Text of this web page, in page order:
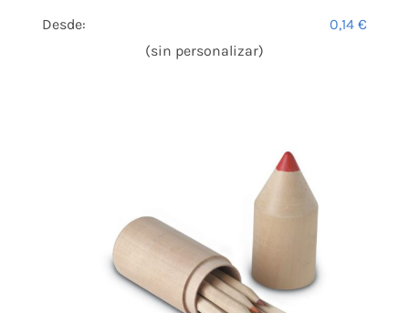
Desde: 0,14€
(sin personalizar)